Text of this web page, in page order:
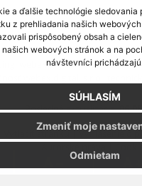
a ďalšie technológie sledovania
z prehliadania našich
prispôsobený obsah a
webových stránok a na
návštevníci
SÚHLASÍM
Odmietam
Zmeniť moje
získavania aktuálnych
systém ECHELON 2,
webex.digital, s.r.o.,domény,
Posledná aktualizácia:
Vytlačiť stránku|Vyhlásenie o